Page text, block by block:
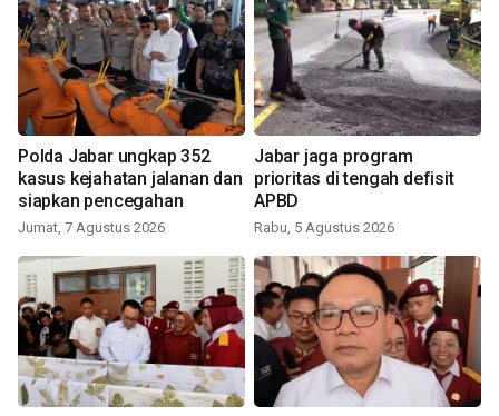
Polda Jabar ungkap 352
kasus kejahatan jalanan dan
siapkan pencegahan
Jumat, 7 Agustus 2026
Jabar jaga program
prioritas di tengah defisit
APBD
Rabu, 5 Agustus 2026